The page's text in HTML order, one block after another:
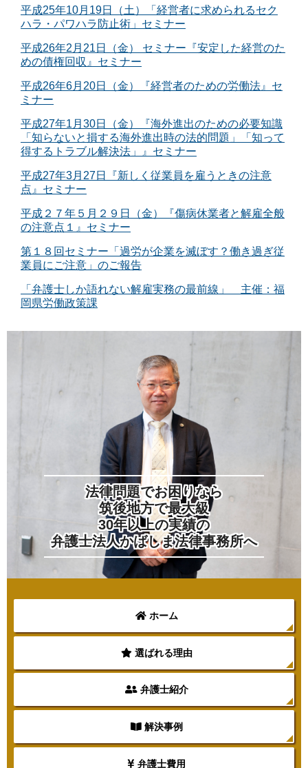
平成25年10月19日（土）「経営者に求められるセク
ハラ・パワハラ防止術」セミナー
平成26年2月21日（金） セミナー『安定した経営のた
めの債権回収』セミナー
平成26年6月20日（金）『経営者のための労働法』セ
ミナー
平成27年1月30日（金）『海外進出のための必要知識
「知らないと損する海外進出時の法的問題」「知って
得するトラブル解決法」』セミナー
平成27年3月27日『新しく従業員を雇うときの注意
点』セミナー
平成２７年５月２９日（金）『傷病休業者と解雇全般
の注意点１』セミナー
第１８回セミナー「過労が企業を滅ぼす？働き過ぎ従
業員にご注意」のご報告
「弁護士しか語れない解雇実務の最前線」 主催：福
岡県労働政策課
法律問題でお困りなら
筑後地方で最大級
30年以上の実績の
弁護士法人かばしま法律事務所へ
ホーム
選ばれる理由
弁護士紹介
解決事例
弁護士費用